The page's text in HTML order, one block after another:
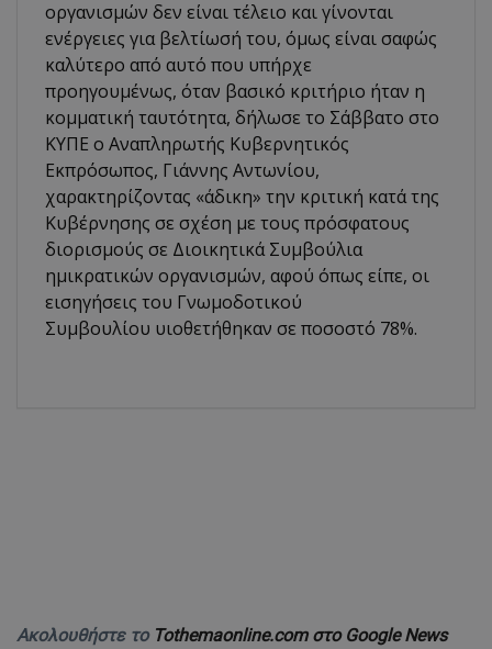
οργανισμών δεν είναι τέλειο και γίνονται
ενέργειες για βελτίωσή του, όμως είναι σαφώς
καλύτερο από αυτό που υπήρχε
προηγουμένως, όταν βασικό κριτήριο ήταν η
κομματική ταυτότητα, δήλωσε το Σάββατο στο
ΚΥΠΕ ο Αναπληρωτής Κυβερνητικός
Εκπρόσωπος, Γιάννης Αντωνίου,
χαρακτηρίζοντας «άδικη» την κριτική κατά της
Κυβέρνησης σε σχέση με τους πρόσφατους
διορισμούς σε Διοικητικά Συμβούλια
ημικρατικών οργανισμών, αφού όπως είπε, οι
εισηγήσεις του Γνωμοδοτικού
Συμβουλίου υιοθετήθηκαν σε ποσοστό 78%.
Ακολουθήστε το Tothemaonline.com στο Google News